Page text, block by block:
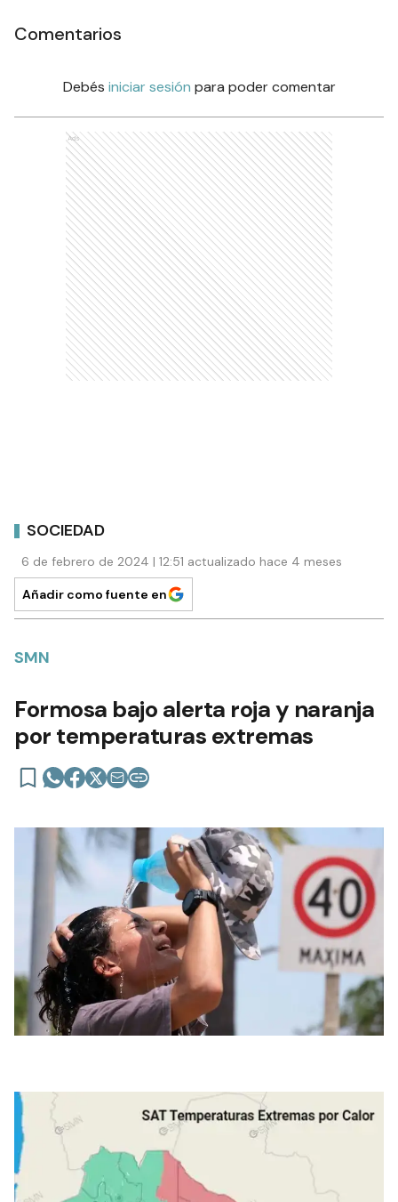
Comentarios
Debés iniciar sesión para poder comentar
Ads
SOCIEDAD
6 de febrero de 2024 | 12:51 actualizado hace 4 meses
Añadir como fuente en
SMN
Formosa bajo alerta roja y naranja
por temperaturas extremas